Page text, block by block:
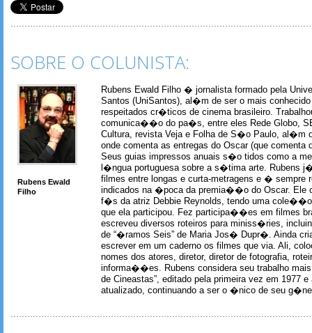
SOBRE O COLUNISTA:
Rubens Ewald
Filho
Rubens Ewald Filho � jornalista formado pela
Santos (UniSantos), al�m de ser o mais
respeitados cr�ticos de cinema brasileiro.
comunica��o do pa�s, entre eles Rede Globo,
Cultura, revista Veja e Folha de S�o Paulo, al�m
onde comenta as entregas do Oscar (que comenta
Seus guias impressos anuais s�o tidos como a
l�ngua portuguesa sobre a s�tima arte. Rubens
filmes entre longas e curta-metragens e � sempre
indicados na �poca da premia��o do Oscar. Ele
f�s da atriz Debbie Reynolds, tendo uma
que ela participou. Fez participa��es em filmes
escreveu diversos roteiros para miniss�ries,
de “�ramos Seis” de Maria Jos� Dupr�. Ainda
escrever em um caderno os filmes que via. Ali,
nomes dos atores, diretor, diretor de fotografia,
informa��es. Rubens considera seu trabalho
de Cineastas”, editado pela primeira vez em 1977 e
atualizado, continuando a ser o �nico de seu